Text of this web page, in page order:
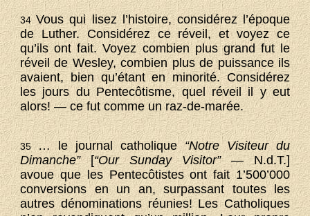
34Vous qui lisez l’histoire, considérez l’époque
de Luther. Considérez ce réveil, et voyez ce
qu’ils ont fait. Voyez combien plus grand fut le
réveil de Wesley, combien plus de puissance ils
avaient, bien qu’étant en minorité. Considérez
les jours du Pentecôtisme, quel réveil il y eut
alors! — ce fut comme un raz-de-marée.
35… le journal catholique“Notre Visiteur du
Dimanche”[“Our Sunday Visitor”— N.d.T.]
avoue que les Pentecôtistes ont fait 1’500’000
conversions en un an, surpassant toutes les
autres dénominations réunies! Les Catholiques